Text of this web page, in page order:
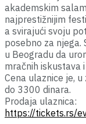
akademskim
najprestižnijim
a svirajući svoju
posebno za njega.
u Beogradu da
mračnih iskustava
Cena ulaznice je,
do 3300 dinara.
Prodaja ulaznica:
https://tickets.rs/